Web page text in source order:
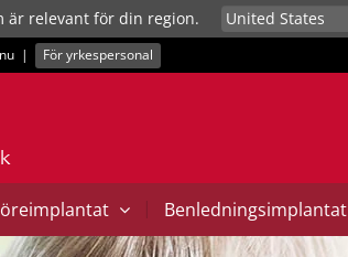
är relevant för din region.
| För yrkespersonal
| Benledningsimplantat